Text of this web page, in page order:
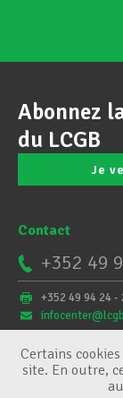
Abonnez
du LCGB
Je
Contact
+352 49
+352 49 94 24 -
Certains
site. En outre,